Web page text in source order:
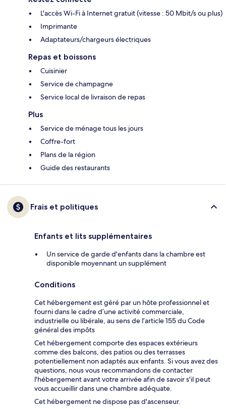
L'accès Wi-Fi à Internet gratuit (vitesse : 50 Mbit/s ou plus)
Imprimante
Adaptateurs/chargeurs électriques
Repas et boissons
Cuisinier
Service de champagne
Service local de livraison de repas
Plus
Service de ménage tous les jours
Coffre-fort
Plans de la région
Guide des restaurants
Frais et politiques
Enfants et lits supplémentaires
Un service de garde d'enfants dans la chambre est
disponible moyennant un supplément
Conditions
Cet hébergement est géré par un hôte professionnel et
fourni dans le cadre d’une activité commerciale,
industrielle ou libérale, au sens de l’article 155 du Code
général des impôts
Cet hébergement comporte des espaces extérieurs
comme des balcons, des patios ou des terrasses
potentiellement non adaptés aux enfants. Si vous avez des
questions, nous vous recommandons de contacter
l'hébergement avant votre arrivée afin de savoir s'il peut
vous accueillir dans une chambre adéquate.
Cet hébergement ne dispose pas d'ascenseur.